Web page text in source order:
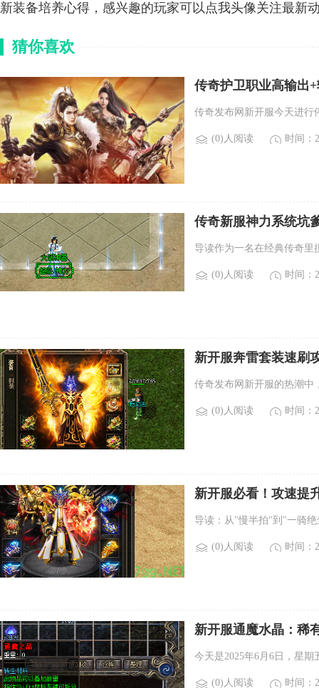
新装备培养心得，感兴趣的玩家可以点我头像关注最新
猜你喜欢
传奇护卫职业高输出
传奇发布网新开服今天进行
(0)人阅读 时间：
传奇新服神力系统坑
导读作为一名在经典传奇里
(0)人阅读 时间：
新开服奔雷套装速刷
传奇发布网新开服的热潮中
(0)人阅读 时间：
新开服必看！攻速提
导读：从"慢半拍"到"一骑
(0)人阅读 时间：
新开服通魔水晶：稀
今天是2025年6月6日，星
(0)人阅读 时间：